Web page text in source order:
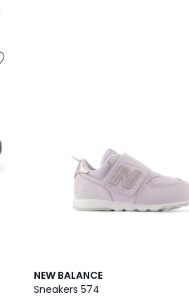
NEW BALANCE
Sneakers 574
3,4
/ 5
2
Colori